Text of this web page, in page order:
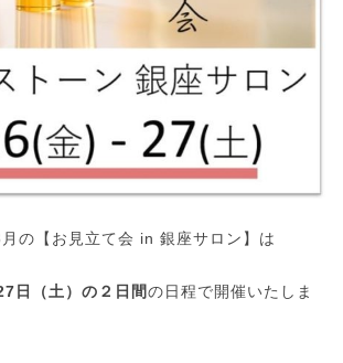
の【お見立て会 in 銀座サロン】は
日（土）の２日間の日程で開催いたしま